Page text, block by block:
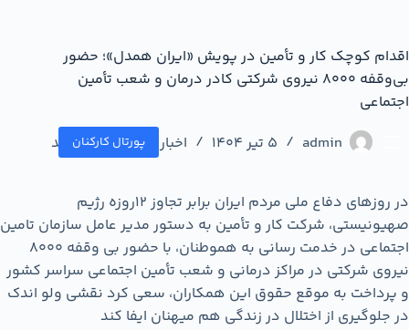
پورتال کارکنان
اقدام کوچک کار و تأمین در پویش «ایران همدل»؛ حضور
بی‌وقفه ۸۰۰۰ نیروی شرکتی کادر درمان و شعب تأمین
اجتماعی
admin
5 تیر 1404 اخبار کاروتامین,اسلاید
در روزهای دفاع ملی مردم ایران برابر تجاوز ۱۲روزه رژیم
صهیونیستی، شرکت کار و تأمین به دستور مدیر عامل سازمان تامین
اجتماعی در خدمت رسانی به هموطنان، با حضور بی وقفه ۸۰۰۰
نیروی شرکتی در مراکز درمانی و شعب تأمین اجتماعی سراسر کشور
و پرداخت به موقع حقوق این همکاران، سعی کرد نقشی ولو اندک
در جلوگیری از اختلال در زندگی هم میهنان ایفا کند